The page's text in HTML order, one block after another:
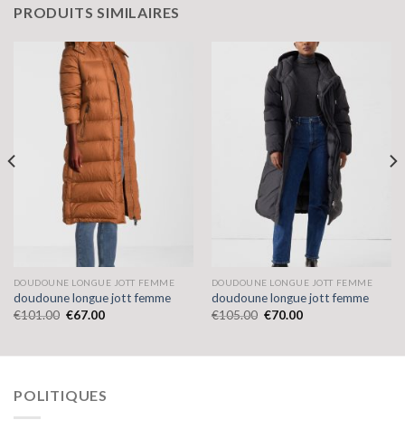
PRODUITS SIMILAIRES
DOUDOUNE LONGUE JOTT FEMME
doudoune longue jott femme
€101.00 €67.00
DOUDOUNE LONGUE JOTT FEMME
doudoune longue jott femme
€105.00 €70.00
POLITIQUES